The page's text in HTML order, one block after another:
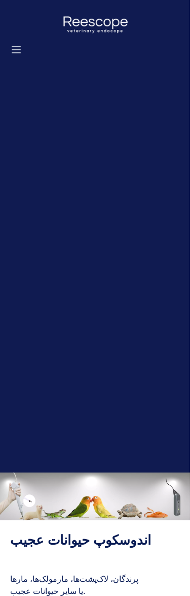
اندوسکوپ حیوانات عجیب
پرندگان، لاک‌پشت‌ها، مارمولک‌ها، مارها
یا سایر حیوانات عجیب.